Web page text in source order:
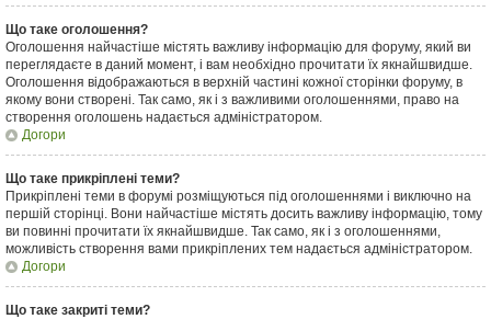
Що таке оголошення?
Оголошення найчастіше містять важливу інформацію для форуму, який ви
переглядаєте в даний момент, і вам необхідно прочитати їх якнайшвидше.
Оголошення відображаються в верхній частині кожної сторінки форуму, в
якому вони створені. Так само, як і з важливими оголошеннями, право на
створення оголошень надається адміністратором.
Догори
Що таке прикріплені теми?
Прикріплені теми в форумі розміщуються під оголошеннями і виключно на
першій сторінці. Вони найчастіше містять досить важливу інформацію, тому
ви повинні прочитати їх якнайшвидше. Так само, як і з оголошеннями,
можливість створення вами прикріплених тем надається адміністратором.
Догори
Що таке закриті теми?